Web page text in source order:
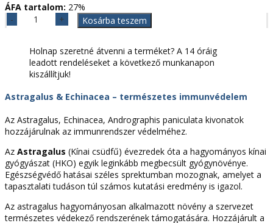
ÁFA tartalom: 27%
Astragalus
(60
kapszula)
Kosárba teszem
Holnap szeretné átvenni a terméket? A 14 óráig
leadott rendeléseket a következő munkanapon
kiszállítjuk!
Astragalus & Echinacea – természetes immunvédelem
Az Astragalus, Echinacea, Andrographis paniculata kivonatok
hozzájárulnak az immunrendszer védelméhez.
Az Astragalus (Kínai csüdfű) évezredek óta a hagyományos kínai
gyógyászat (HKO) egyik leginkább megbecsült gyógynövénye.
Egészségvédő hatásai széles sprektumban mozognak, amelyet a
tapasztalati tudáson túl számos kutatási eredmény is igazol.
Az astragalus hagyományosan alkalmazott növény a szervezet
természetes védekező rendszerének támogatására. Hozzájárult a